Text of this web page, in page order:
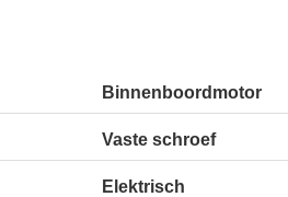
Binnenboordmotor
Vaste schroef
Elektrisch